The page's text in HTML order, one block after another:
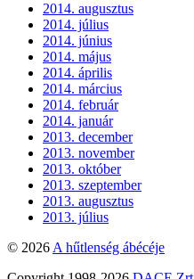
2014. augusztus
2014. július
2014. június
2014. május
2014. április
2014. március
2014. február
2014. január
2013. december
2013. november
2013. október
2013. szeptember
2013. augusztus
2013. július
© 2026A hűtlenség ábécéje